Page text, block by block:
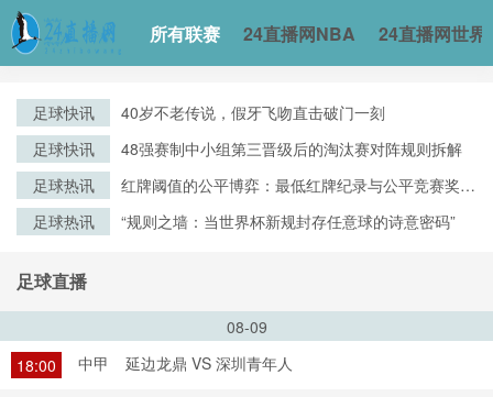
所有联赛 24直播网NBA 24直播网世界
足球快讯
40岁不老传说，假牙飞吻直击破门一刻
足球快讯
48强赛制中小组第三晋级后的淘汰赛对阵规则拆解
足球热讯
红牌阈值的公平博弈：最低红牌纪录与公平竞赛奖评
足球热讯 “规则之墙：当世界杯新规封存任意球的诗意密码”
足球直播
08-09
18:00
中甲 延边龙鼎 VS 深圳青年人